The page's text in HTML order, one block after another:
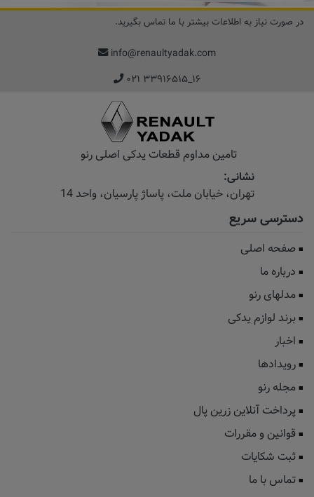
در صورت نیاز به اطلاعات بیشتر با ما تماس بگیرید.
info@renaultyadak.com
۰۲۱ ۳۳۹۱۶۵۱۵_۱۶
تامین مداوم قطعات یدکی اصلی رنو
نشانی:
تهران، خیابان‌ ملت، پاساژ‌ پارسیان، واحد 14
دسترسی سریع
صفحه اصلی
درباره ما
مدلهای رنو
برند لوازم یدکی
اخبار
رویدادها
مجله رنو
پرداخت آنلاین زرین پال
قوانین و مقررات
ثبت شکایات
تماس با ما